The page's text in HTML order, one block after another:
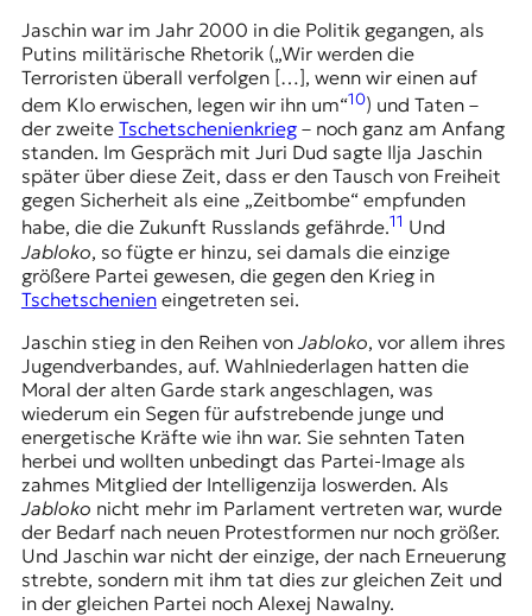
Jaschin war im Jahr 2000 in die Politik gegangen, als
Putins militärische Rhetorik („Wir werden die
Terroristen überall verfolgen […], wenn wir einen auf
dem Klo erwischen, legen wir ihn um“10) und Taten –
der zweite Tschetschenienkrieg– noch ganz am Anfang
standen. Im Gespräch mit Juri Dud sagte Ilja Jaschin
später über diese Zeit, dass er den Tausch von Freiheit
gegen Sicherheit als eine „Zeitbombe“ empfunden
habe, die die Zukunft Russlands gefährde.11 Und
Jabloko, so fügte er hinzu, sei damals die einzige
größere Partei gewesen, die gegen den Krieg in
Tschetschenieneingetreten sei.
Jaschin stieg in den Reihen von Jabloko, vor allem ihres
Jugendverbandes, auf. Wahlniederlagen hatten die
Moral der alten Garde stark angeschlagen, was
wiederum ein Segen für aufstrebende junge und
energetische Kräfte wie ihn war. Sie sehnten Taten
herbei und wollten unbedingt das Partei-Image als
zahmes Mitglied der Intelligenzija loswerden. Als
Jabloko nicht mehr im Parlament vertreten war, wurde
der Bedarf nach neuen Protestformen nur noch größer.
Und Jaschin war nicht der einzige, der nach Erneuerung
strebte, sondern mit ihm tat dies zur gleichen Zeit und
in der gleichen Partei noch Alexej Nawalny.